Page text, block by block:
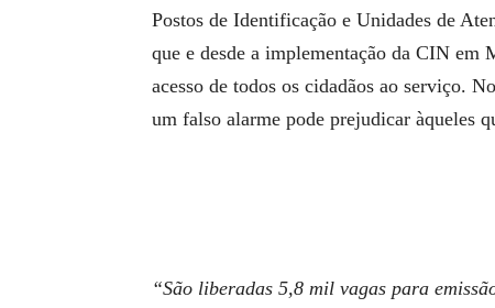
Postos de Identificação e Unidades de
que e desde a implementação da CIN em
acesso de todos os cidadãos ao serviço.
um falso alarme pode prejudicar àqueles
“São liberadas 5,8 mil vagas para